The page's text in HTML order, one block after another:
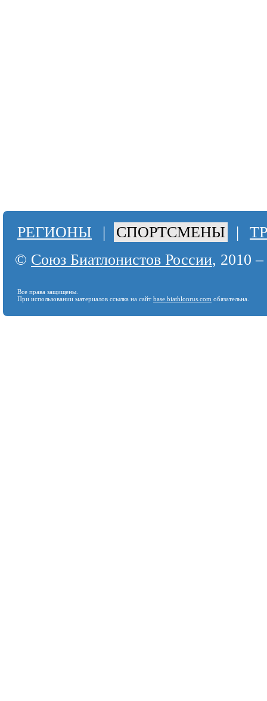
РЕГИОНЫ | СПОРТСМЕНЫ |
© Союз Биатлонистов России, 2010
Все права защищены.
При использовании материалов ссылка на сайт base.biathlonrus.com обязательна.